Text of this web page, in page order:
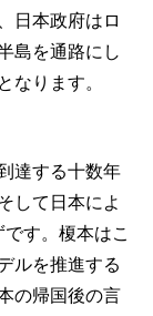
日本政府はロ
島を通路にし
なります。
達する十数年
して日本によ
です。榎本はこ
ルを推進する
の帰国後の言